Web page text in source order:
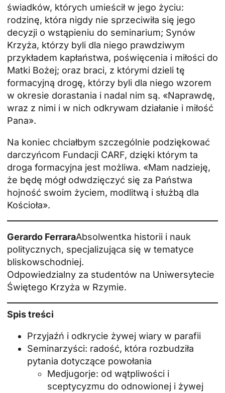
świadków, których umieścił w jego życiu:
rodzinę, która nigdy nie sprzeciwiła się jego
decyzji o wstąpieniu do seminarium; Synów
Krzyża, którzy byli dla niego prawdziwym
przykładem kapłaństwa, poświęcenia i miłości do
Matki Bożej; oraz braci, z którymi dzieli tę
formacyjną drogę, którzy byli dla niego wzorem
w okresie dorastania i nadal nim są. «Naprawdę,
wraz z nimi i w nich odkrywam działanie i miłość
Pana».
Na koniec chciałbym szczególnie podziękować
darczyńcom Fundacji CARF, dzięki którym ta
droga formacyjna jest możliwa. «Mam nadzieję,
że będę mógł odwdzięczyć się za Państwa
hojność swoim życiem, modlitwą i służbą dla
Kościoła».
Gerardo FerraraAbsolwentka historii i nauk
politycznych, specjalizująca się w tematyce
bliskowschodniej.
Odpowiedzialny za studentów na Uniwersytecie
Świętego Krzyża w Rzymie.
Spis treści
Przyjaźń i odkrycie żywej wiary w parafii
Seminarzyści: radość, która rozbudziła
pytania dotyczące powołania
Medjugorje: od wątpliwości i
sceptycyzmu do odnowionej i żywej